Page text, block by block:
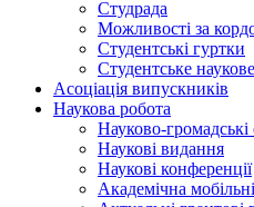
Студрада
Можливості за
Студентські гуртки
Студентське
Асоціація випускників
Наукова робота
Науково-
Наукові видання
Наукові конференції
Академічна